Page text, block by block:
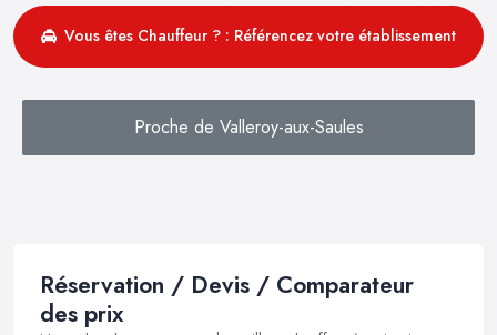
Vous êtes Chauffeur ? : Référencez votre établissement
Proche de Valleroy-aux-Saules
Réservation / Devis / Comparateur
des prix